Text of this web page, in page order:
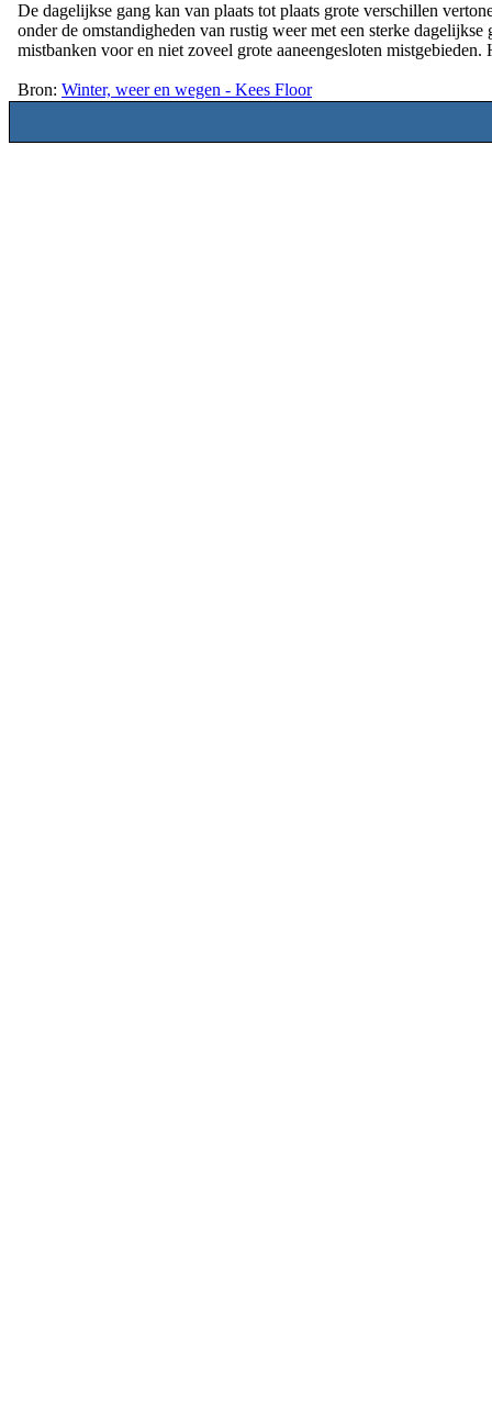
De dagelijkse gang kan van plaats tot plaats grote verschillen
onder de omstandigheden van rustig weer met een sterke
mistbanken voor en niet zoveel grote aaneengesloten
Bron: Winter, weer en wegen - Kees Floor